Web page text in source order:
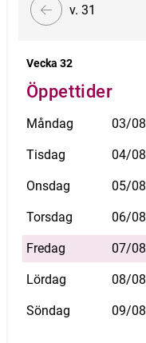
v. 31
Vecka 32
Öppettider
Måndag 03/08
Tisdag 04/08
Onsdag 05/08
Torsdag 06/08
Fredag 07/08
Lördag 08/08
Söndag 09/08